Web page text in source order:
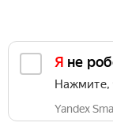
Я не
Нажмите,
Yandex